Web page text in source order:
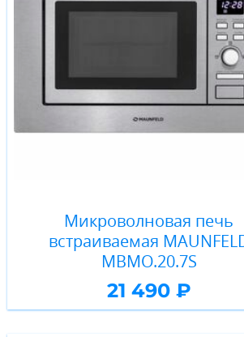
Микроволновая печь
встраиваемая
MBMO.20.7S
21 490 ₽